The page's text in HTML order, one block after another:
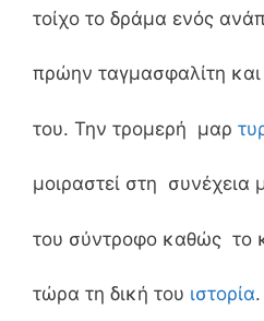
τοίχο το δράμα ενός
πρώην ταγμασφαλίτη και
του. Την τρομερή μαρ
μοιραστεί στη συνέχεια
του σύντροφο καθώς το
τώρα τη δική του ιστορία.